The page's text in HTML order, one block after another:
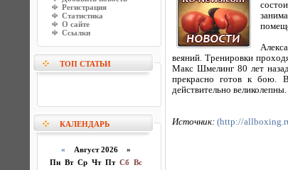
Регистрация
Статистика
О сайте
Ссылки
ТОП СТАТЬИ
КАЛЕНДАРЬ
« Август 2026 »
Пн Вт Ср Чт Пт Сб Вс
веяний. Тренировки
Макс Шмелинг 80 лет
прекрасно готов к бою.
действительно
Источник: (http://